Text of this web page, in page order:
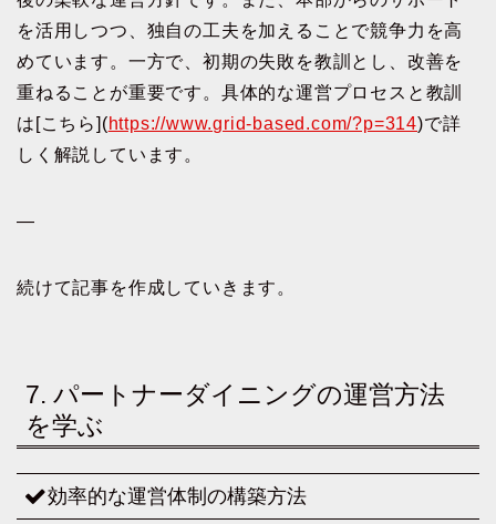
を活用しつつ、独自の工夫を加えることで競争力を高
めています。一方で、初期の失敗を教訓とし、改善を
重ねることが重要です。具体的な運営プロセスと教訓
は[こちら](https://www.grid-based.com/?p=314)で詳
しく解説しています。
—
続けて記事を作成していきます。
7. パートナーダイニングの運営方法
を学ぶ
効率的な運営体制の構築方法